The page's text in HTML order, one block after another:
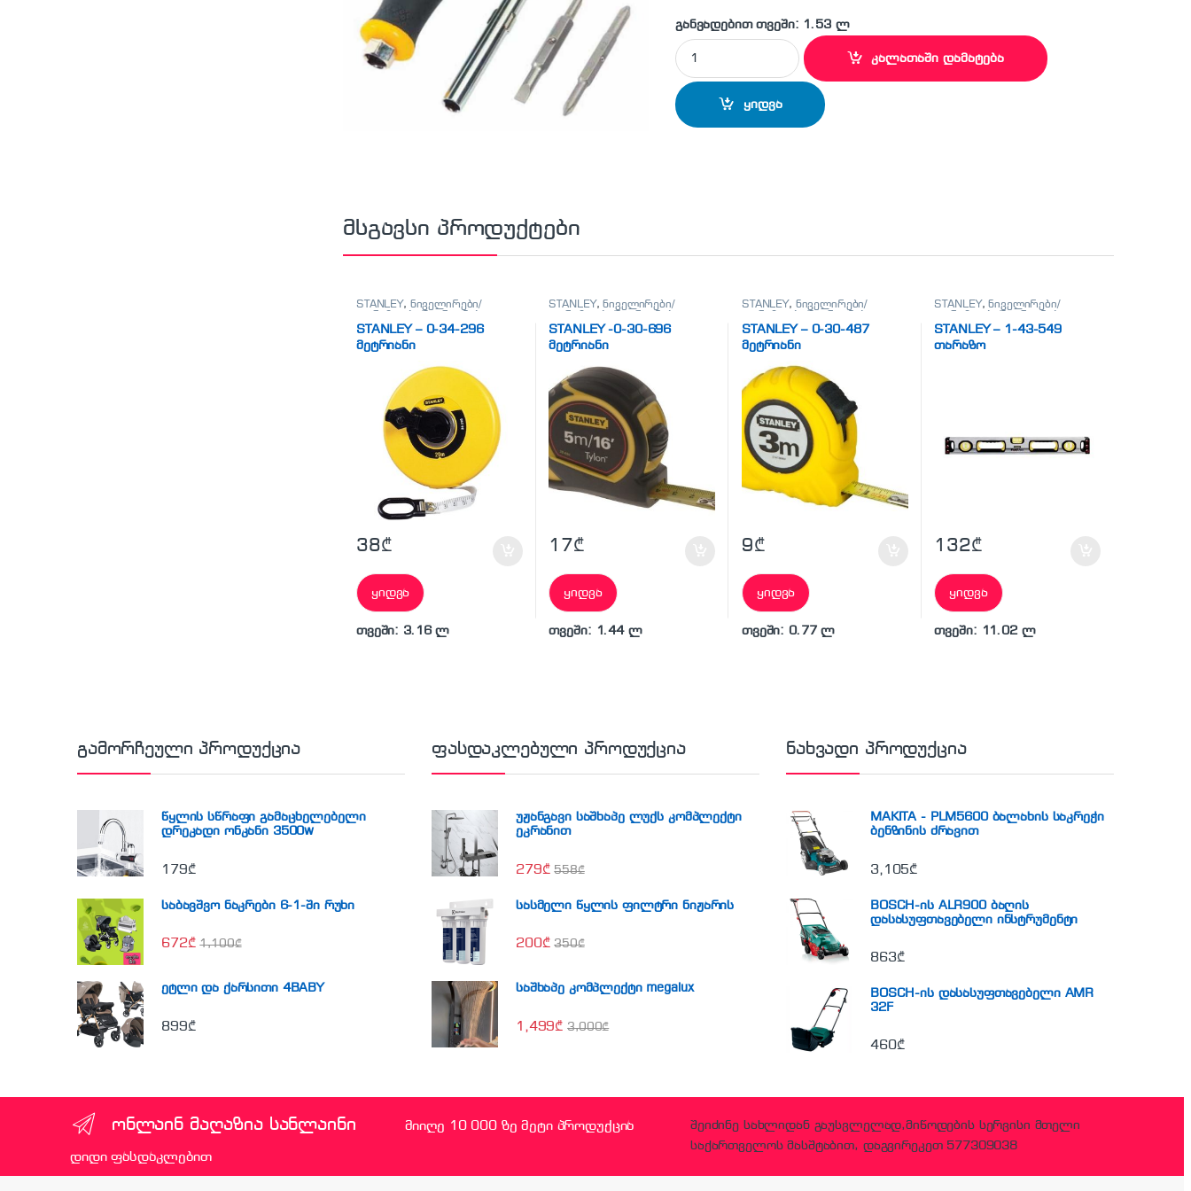
განვადებით თვეში: 1.53 ლ
STANLEY - 0-68-012 სახრახნისი quantity
კალათაში დამატება
ყიდვა
მსგავსი პროდუქტები
STANLEY, ნიველირები/
STANLEY – 0-34-296
მეტრიანი
38₾
ყიდვა
თვეში: 3.16 ლ
STANLEY,ნიველირები/
STANLEY -0-30-696
მეტრიანი
17₾
ყიდვა
თვეში: 1.44 ლ
STANLEY, ნიველირები/
STANLEY – 0-30-487
მეტრიანი
9₾
ყიდვა
თვეში: 0.77 ლ
STANLEY,ნიველირები/
STANLEY – 1-43-549
თარაზო
132₾
ყიდვა
თვეში: 11.02 ლ
გამორჩეული პროდუქცია
წყლის სწრაფი გამაცხელებელი
დრეკადი ონკანი 3500w
179₾
საბავშვო ნაკრები 6-1-ში რუხი
672₾ 1,100₾
ეტლი და ქარსითი 4BABY
899₾
ფასდაკლებული პროდუქცია
უჟანგავი საშხაპე ლუქს კომპლექტი
ეკრანით
279₾ 558₾
სასმელი წყლის ფილტრი ნიჟარის
200₾ 350₾
საშხაპე კომპლექტი megalux
1,499₾ 3,000₾
ნახვადი პროდუქცია
MAKITA - PLM5600 ბალახის საკრეჭი
ბენზინის ძრავით
3,105₾
BOSCH-ის ALR900 ბაღის
დასასუფთავებელი ინსტრუმენტი
863₾
BOSCH-ის დასასუფთავებელი AMR
32F
460₾
ონლაინ მაღაზია სანლაინი მიიღე 10 000 ზე მეტი პროდუქცია
დიდი ფასდაკლებით
შეიძინე სახლიდან გაუსვლელად,მიწოდების სერვისი მთელი
საქართველოს მასშტაბით, დაგვირეკეთ 577309038